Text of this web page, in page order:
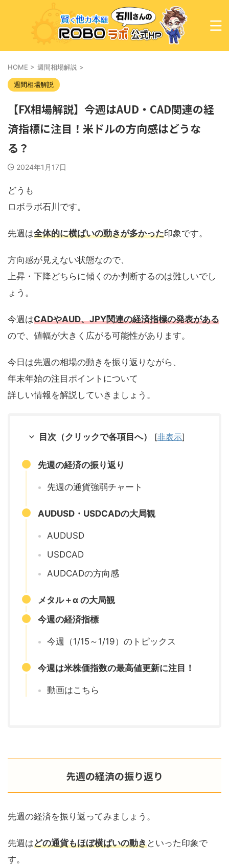
HOME > 週間相場解説 >
週間相場解説
【FX相場解説】今週はAUD・CAD関連の経
済指標に注目！米ドルの方向感はどうな
る？
2024年1月17日
どうも
ロボラボ石川です。
先週は全体的に横ばいの動きが多かった印象です。
方向感が見えない状態なので、
上昇・下降どちらに傾くのか判断するのは難しいでし
ょう。
今週はCADやAUD、JPY関連の経済指標の発表がある
ので、値幅が大きく広がる可能性があります。
今日は先週の相場の動きを振り返りながら、
年末年始の注目ポイントについて
詳しい情報を解説していきましょう。
目次（クリックで各項目へ） [非表示]
先週の経済の振り返り
先週の通貨強弱チャート
AUDUSD・USDCADの大局観
AUDUSD
USDCAD
AUDCADの方向感
メタル＋α の大局観
今週の経済指標
今週（1/15～1/19）のトピックス
今週は米株価指数の最高値更新に注目！
動画はこちら
先週の経済の振り返り
先週の経済を振り返ってみましょう。
先週はどの通貨もほぼ横ばいの動きといった印象で
す。